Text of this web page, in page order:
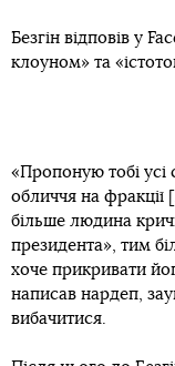
Безгін відповів у
клоуном» та
«Пропоную тобі усі
обличчя на
більше людина
президента», тим
хоче прикривати
написав нардеп,
вибачитися.